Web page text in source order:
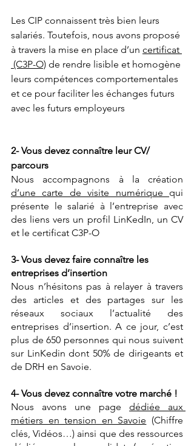
Les CIP connaissent très bien leurs
salariés. Toutefois, nous avons proposé
à travers la mise en place d’un certificat
(C3P-O) de rendre lisible et homogène
leurs compétences comportementales
et ce pour faciliter les échanges futurs
avec les futurs employeurs
2- Vous devez connaître leur CV/
parcours
d’une carte de visite numérique qui
présente le salarié à l’entreprise avec
des liens vers un profil LinKedIn, un CV
et le certificat C3P-O
3- Vous devez faire connaître les
entreprises d’insertion
Nous n’hésitons pas à relayer à travers
des articles et des partages sur les
réseaux sociaux l’actualité des
entreprises d’insertion. A ce jour, c’est
plus de 650 personnes qui nous suivent
sur LinKedin dont 50% de dirigeants et
de DRH en Savoie.
4- Vous devez connaître votre marché !
Nous avons une page dédiée aux
métiers en tension en Savoie (Chiffre
clés, Vidéos…) ainsi que des ressources